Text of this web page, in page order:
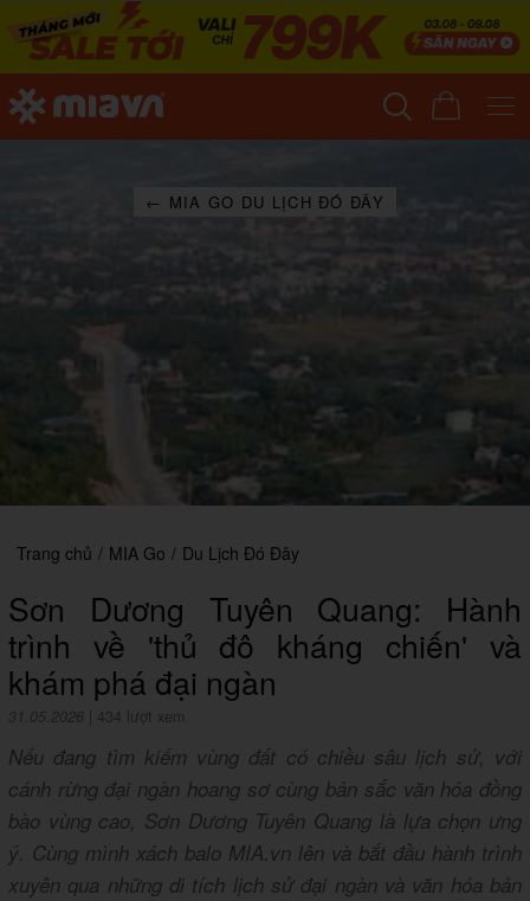
← MIA GO DU LỊCH ĐÓ ĐÂY
Trang chủ / MIA Go / Du Lịch Đó Đây
Sơn Dương Tuyên Quang: Hành
trình về 'thủ đô kháng chiến' và
khám phá đại ngàn
31.05.2026 434 lượt xem
Nếu đang tìm kiếm vùng đất có chiều sâu lịch sử, với
cánh rừng đại ngàn hoang sơ cùng bản sắc văn hóa đồng
bào vùng cao, Sơn Dương Tuyên Quang là lựa chọn ưng
ý. Cùng mình xách balo MIA.vn lên và bắt đầu hành trình
xuyên qua những di tích lịch sử đại ngàn và văn hóa bản